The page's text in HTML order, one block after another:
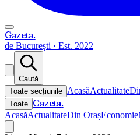
Gazeta.
de București · Est. 2022
Caută
Toate secțiunile AcasăActualitate
Toate Gazeta.
AcasăActualitateDin OrașEconomie